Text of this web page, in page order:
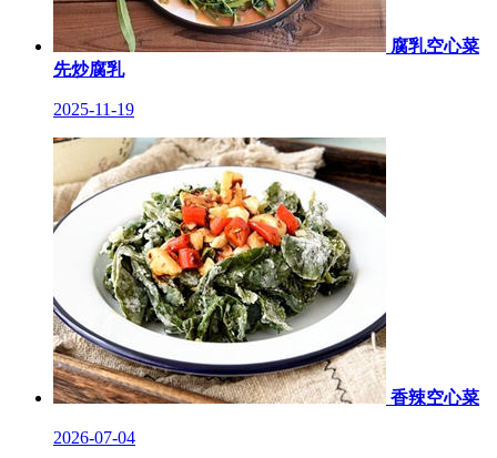
腐乳空心菜
先炒腐乳
2025-11-19
香辣空心菜
2026-07-04